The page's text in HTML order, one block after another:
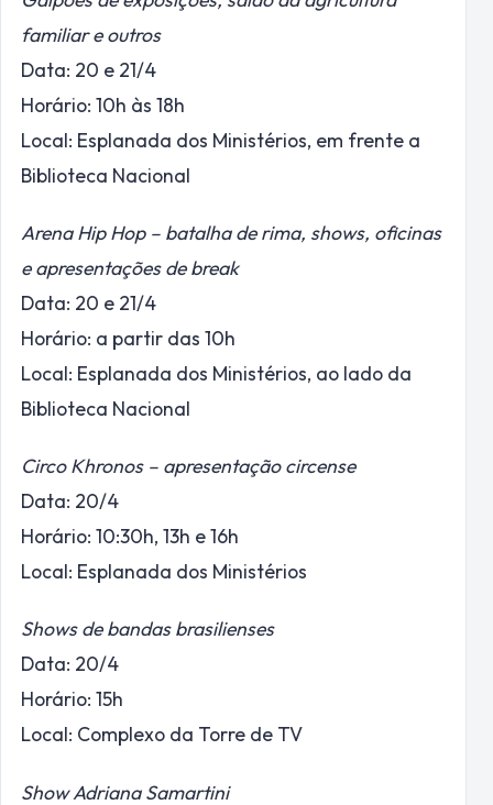
familiar e outros
Data: 20 e 21/4
Horário: 10h às 18h
Local: Esplanada dos Ministérios, em frente a
Biblioteca Nacional
Arena Hip Hop – batalha de rima, shows, oficinas
e apresentações de break
Data: 20 e 21/4
Horário: a partir das 10h
Local: Esplanada dos Ministérios, ao lado da
Biblioteca Nacional
Circo Khronos – apresentação circense
Data: 20/4
Horário: 10:30h, 13h e 16h
Local: Esplanada dos Ministérios
Shows de bandas brasilienses
Data: 20/4
Horário: 15h
Local: Complexo da Torre de TV
Show Adriana Samartini